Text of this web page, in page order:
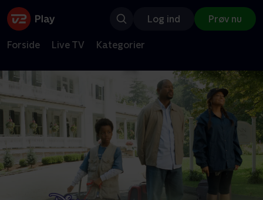
Log ind Prøv nu
Forside Live TV Kategorier